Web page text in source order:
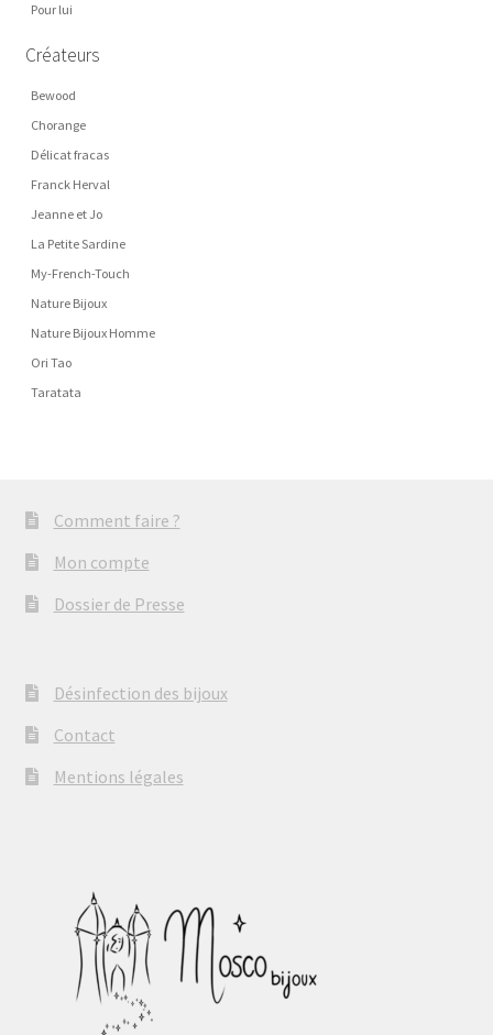
Pour lui
Créateurs
Bewood
Chorange
Délicat fracas
Franck Herval
Jeanne et Jo
La Petite Sardine
My-French-Touch
Nature Bijoux
Nature Bijoux Homme
Ori Tao
Taratata
Comment faire ?
Mon compte
Dossier de Presse
Désinfection des bijoux
Contact
Mentions légales